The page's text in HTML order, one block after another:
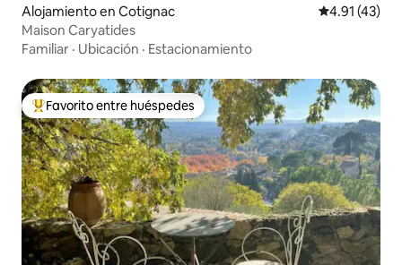
Alojamiento en Cotignac Calificación
4.91 (43)
Maison Caryatides
Familiar · Ubicación · Estacionamiento
Favorito entre huéspedes preferido
Favorito entre huéspedes